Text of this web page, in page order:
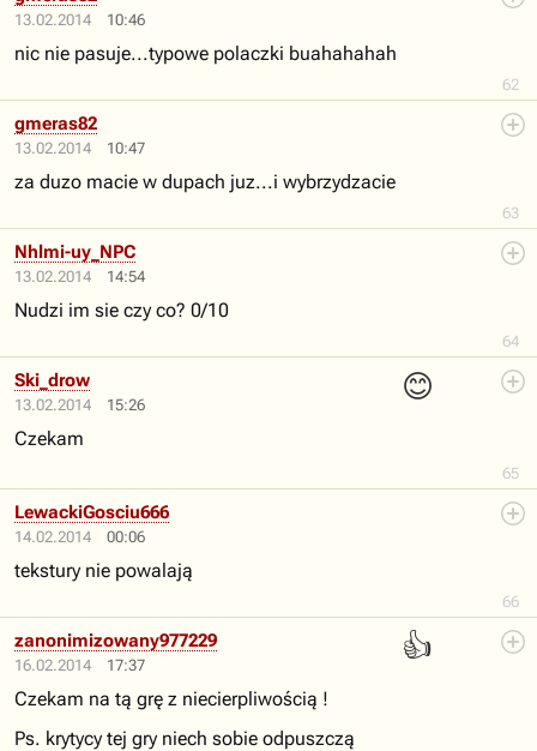
13.02.2014 10:46
62
nic nie pasuje...typowe polaczki buahahahah
13.02.2014 10:47
63
gmeras82
za duzo macie w dupach juz...i wybrzydzacie
13.02.2014 14:54
64
Nhlmi-uy_NPC
Nudzi im sie czy co? 0/10
13.02.2014 15:26
😊
65
Ski_drow
Czekam
14.02.2014 00:06
66
LewackiGosciu666
tekstury nie powalają
16.02.2014 17:37
👍
zanonimizowany977229
Czekam na tą grę z niecierpliwością !
Ps. krytycy tej gry niech sobie odpuszczą